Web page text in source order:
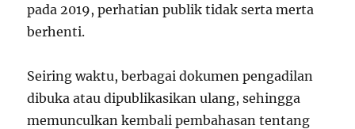
pada 2019, perhatian publik tidak serta merta
berhenti.
Seiring waktu, berbagai dokumen pengadilan
dibuka atau dipublikasikan ulang, sehingga
memunculkan kembali pembahasan tentang